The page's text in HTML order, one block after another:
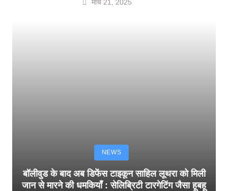
मार्च 21, 2025
NEWS
बॉलीवुड के बाद अब डिफेंस टाइकून साहिल लूथरा को मिली
जान से मारने की धमकियाँ : सेलिब्रिटी टारगेटिंग जैसा हूबहू